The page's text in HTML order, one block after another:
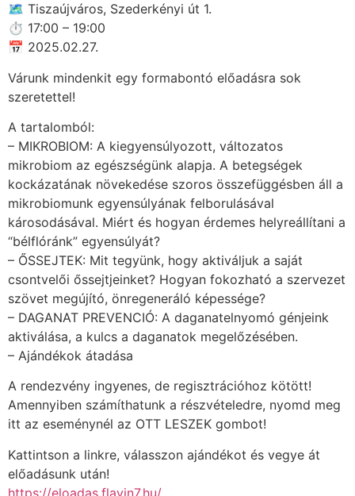
🗺 Tiszaújváros, Szederkényi út 1.
⏱ 17:00 – 19:00
📅 2025.02.27.
Várunk mindenkit egy formabontó előadásra sok
szeretettel!
A tartalomból:
– MIKROBIOM: A kiegyensúlyozott, változatos
mikrobiom az egészségünk alapja. A betegségek
kockázatának növekedése szoros összefüggésben áll a
mikrobiomunk egyensúlyának felborulásával
károsodásával. Miért és hogyan érdemes helyreállítani a
“bélflóránk” egyensúlyát?
– ŐSSEJTEK: Mit tegyünk, hogy aktiváljuk a saját
csontvelői őssejtjeinket? Hogyan fokozható a szervezet
szövet megújító, önregeneráló képessége?
– DAGANAT PREVENCIÓ: A daganatelnyomó génjeink
aktiválása, a kulcs a daganatok megelőzésében.
– Ajándékok átadása
A rendezvény ingyenes, de regisztrációhoz kötött!
Amennyiben számíthatunk a részvételedre, nyomd meg
itt az eseménynél az OTT LESZEK gombot!
Kattintson a linkre, válasszon ajándékot és vegye át
előadásunk után!
https://eloadas.flavin7.hu/